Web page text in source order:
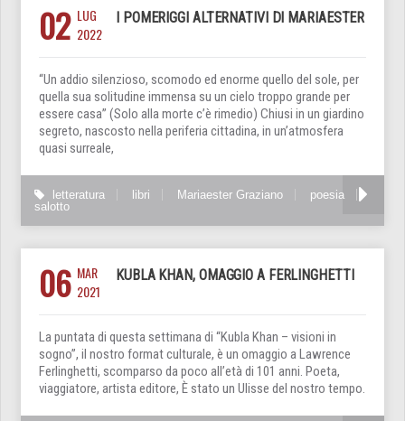
02 LUG
2022
I POMERIGGI ALTERNATIVI DI MARIAESTER
“Un addio silenzioso, scomodo ed enorme quello del sole, per
quella sua solitudine immensa su un cielo troppo grande per
essere casa” (Solo alla morte c’è rimedio) Chiusi in un giardino
segreto, nascosto nella periferia cittadina, in un’atmosfera
quasi surreale,
letteratura libri Mariaester Graziano
poesia
salotto
06 MAR
2021
KUBLA KHAN, OMAGGIO A FERLINGHETTI
La puntata di questa settimana di “Kubla Khan – visioni in
sogno”, il nostro format culturale, è un omaggio a Lawrence
Ferlinghetti, scomparso da poco all’età di 101 anni. Poeta,
viaggiatore, artista editore, È stato un Ulisse del nostro tempo.